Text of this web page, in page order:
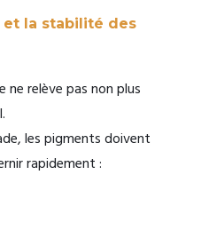
la stabilité des
ne relève pas non plus
les pigments doivent
rapidement :